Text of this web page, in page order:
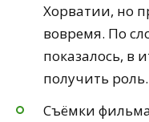
Хорватии, но
вовремя. По
показалось, в
получить роль.
Съёмки